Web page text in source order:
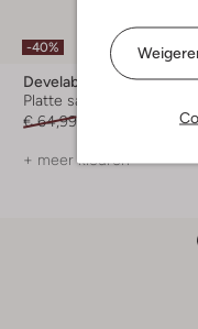
-40%
Develab
Platte sandalen
€ 64,99
+ meer kleuren